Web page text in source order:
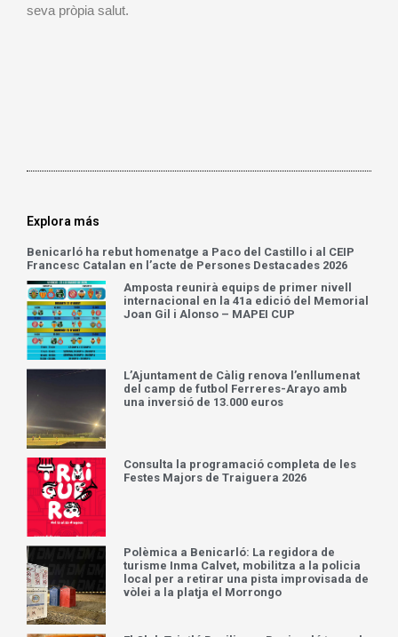
seva pròpia salut.
Explora más
Benicarló ha rebut homenatge a Paco del Castillo i al CEIP
Francesc Catalan en l’acte de Persones Destacades 2026
Amposta reunirà equips de primer nivell
internacional en la 41a edició del Memorial
Joan Gil i Alonso – MAPEI CUP
L’Ajuntament de Càlig renova l’enllumenat
del camp de futbol Ferreres-Arayo amb
una inversió de 13.000 euros
Consulta la programació completa de les
Festes Majors de Traiguera 2026
Polèmica a Benicarló: La regidora de
turisme Inma Calvet, mobilitza a la policia
local per a retirar una pista improvisada de
vòlei a la platja el Morrongo